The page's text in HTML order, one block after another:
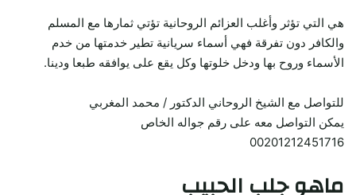
هي التي تؤثر وأغلب العزائم الروحانية تؤتي ثمارها مع المسلم
والكافر دون تفرقة فهي أسماء سريانية تطير خدمتها من خدم
الأسماء وروح بها ودخل خلوتها وكل يقع على يوافقه طبعا ودينا.
للتواصل مع الشيخ الروحاني الدكتور / محمد المغربي
يمكن التواصل معه على رقم جواله الخاص
00201212451716
ماهو جلب الحبيب